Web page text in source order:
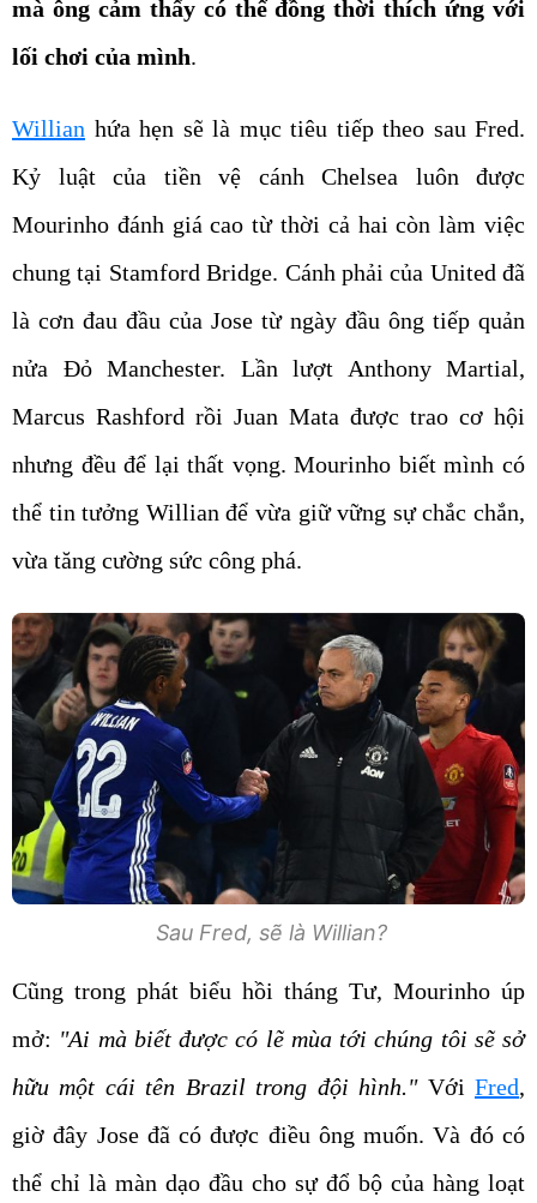
mà ông cảm thấy có thể đồng thời thích ứng với
lối chơi của mình.
Willian hứa hẹn sẽ là mục tiêu tiếp theo sau Fred.
Kỷ luật của tiền vệ cánh Chelsea luôn được
Mourinho đánh giá cao từ thời cả hai còn làm việc
chung tại Stamford Bridge. Cánh phải của United đã
là cơn đau đầu của Jose từ ngày đầu ông tiếp quản
nửa Đỏ Manchester. Lần lượt Anthony Martial,
Marcus Rashford rồi Juan Mata được trao cơ hội
nhưng đều để lại thất vọng. Mourinho biết mình có
thể tin tưởng Willian để vừa giữ vững sự chắc chắn,
vừa tăng cường sức công phá.
Sau Fred, sẽ là Willian?
Cũng trong phát biểu hồi tháng Tư, Mourinho úp
mở: "Ai mà biết được có lẽ mùa tới chúng tôi sẽ sở
hữu một cái tên Brazil trong đội hình."VớiFred,
giờ đây Jose đã có được điều ông muốn. Và đó có
thể chỉ là màn dạo đầu cho sự đổ bộ của hàng loạt